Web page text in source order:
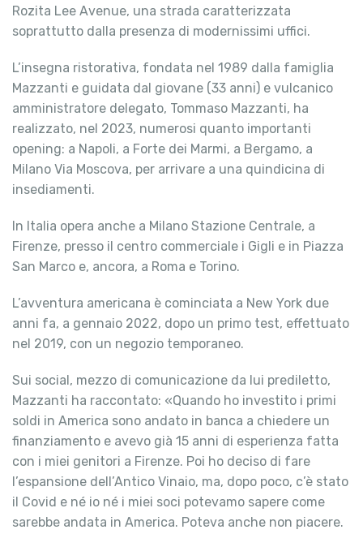
Rozita Lee Avenue, una strada caratterizzata
soprattutto dalla presenza di modernissimi uffici.
L’insegna ristorativa, fondata nel 1989 dalla famiglia
Mazzanti e guidata dal giovane (33 anni) e vulcanico
amministratore delegato, Tommaso Mazzanti, ha
realizzato, nel 2023, numerosi quanto importanti
opening: a Napoli, a Forte dei Marmi, a Bergamo, a
Milano Via Moscova, per arrivare a una quindicina di
insediamenti.
In Italia opera anche a Milano Stazione Centrale, a
Firenze, presso il centro commerciale i Gigli e in Piazza
San Marco e, ancora, a Roma e Torino.
L’avventura americana è cominciata a New York due
anni fa, a gennaio 2022, dopo un primo test, effettuato
nel 2019, con un negozio temporaneo.
Sui social, mezzo di comunicazione da lui prediletto,
Mazzanti ha raccontato: «Quando ho investito i primi
soldi in America sono andato in banca a chiedere un
finanziamento e avevo già 15 anni di esperienza fatta
con i miei genitori a Firenze. Poi ho deciso di fare
l’espansione dell’Antico Vinaio, ma, dopo poco, c’è stato
il Covid e né io né i miei soci potevamo sapere come
sarebbe andata in America. Poteva anche non piacere.